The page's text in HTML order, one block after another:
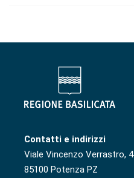
Contatti e indirizzi
Viale Vincenzo Verrastro, 4
85100 Potenza PZ